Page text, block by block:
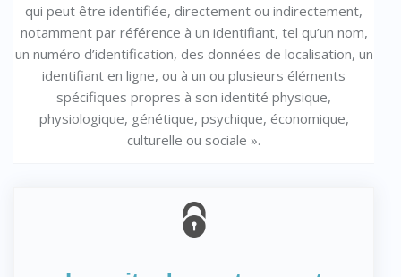
qui peut être identifiée, directement ou indirectement,
notamment par référence à un identifiant, tel qu’un nom,
un numéro d’identification, des données de localisation, un
identifiant en ligne, ou à un ou plusieurs éléments
spécifiques propres à son identité physique,
physiologique, génétique, psychique, économique,
culturelle ou sociale ».